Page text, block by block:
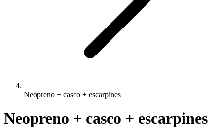
Neopreno + casco + escarpines
Neopreno + casco + escarpines